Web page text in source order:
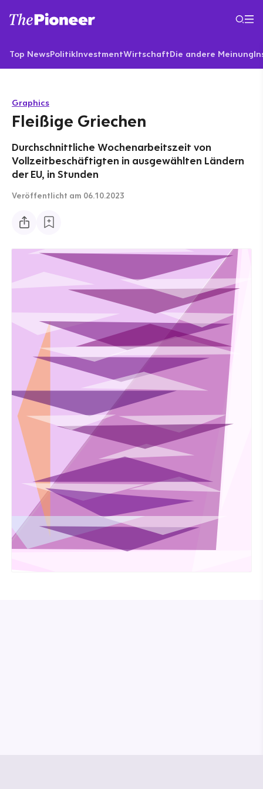
Top NewsPolitikInvestmentWirtschaftDie andere Meinung
Graphics
Fleißige Griechen
Durchschnittliche Wochenarbeitszeit von
Vollzeitbeschäftigten in ausgewählten Ländern
der EU, in Stunden
Veröffentlicht am 06.10.2023